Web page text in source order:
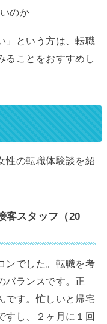
のか
」という方は、転職
ことをおすすめし
性の転職体験談を紹
客スタッフ（20
ンでした。転職を考
バランスです。正
です。忙しいと帰宅
すし、２ヶ月に１回